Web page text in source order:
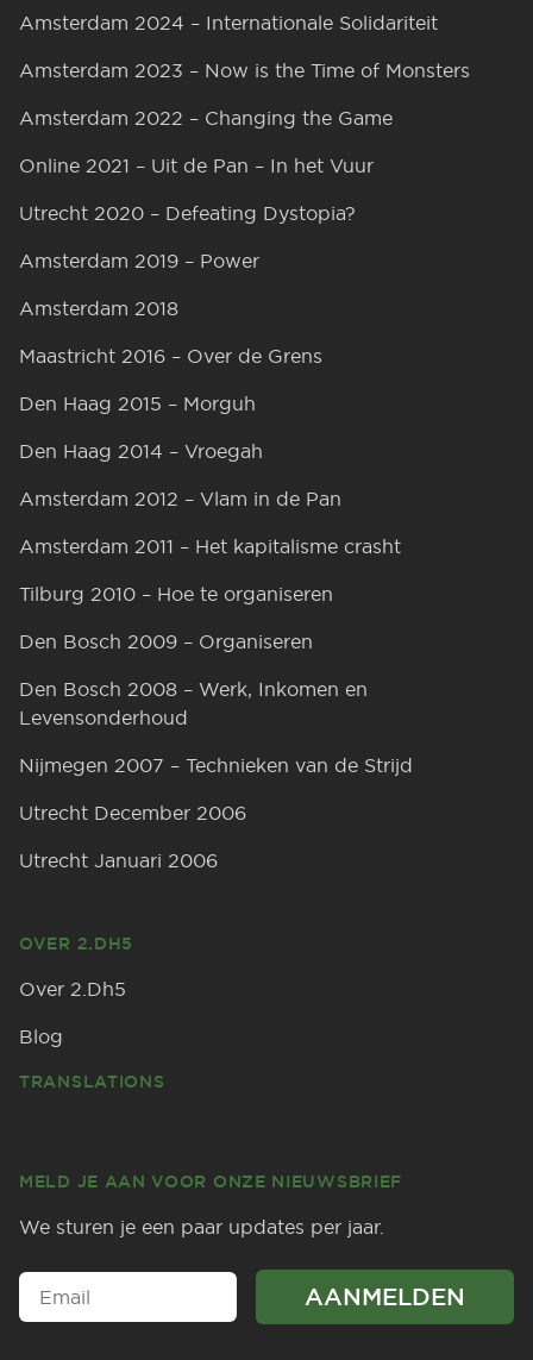
Amsterdam 2024 – Internationale Solidariteit
Amsterdam 2023 – Now is the Time of Monsters
Amsterdam 2022 – Changing the Game
Online 2021 – Uit de Pan – In het Vuur
Utrecht 2020 – Defeating Dystopia?
Amsterdam 2019 – Power
Amsterdam 2018
Maastricht 2016 – Over de Grens
Den Haag 2015 – Morguh
Den Haag 2014 – Vroegah
Amsterdam 2012 – Vlam in de Pan
Amsterdam 2011 – Het kapitalisme crasht
Tilburg 2010 – Hoe te organiseren
Den Bosch 2009 – Organiseren
Den Bosch 2008 – Werk, Inkomen en
Levensonderhoud
Nijmegen 2007 – Technieken van de Strijd
Utrecht December 2006
Utrecht Januari 2006
OVER 2.DH5
Over 2.Dh5
Blog
TRANSLATIONS
MELD JE AAN VOOR ONZE NIEUWSBRIEF
We sturen je een paar updates per jaar.